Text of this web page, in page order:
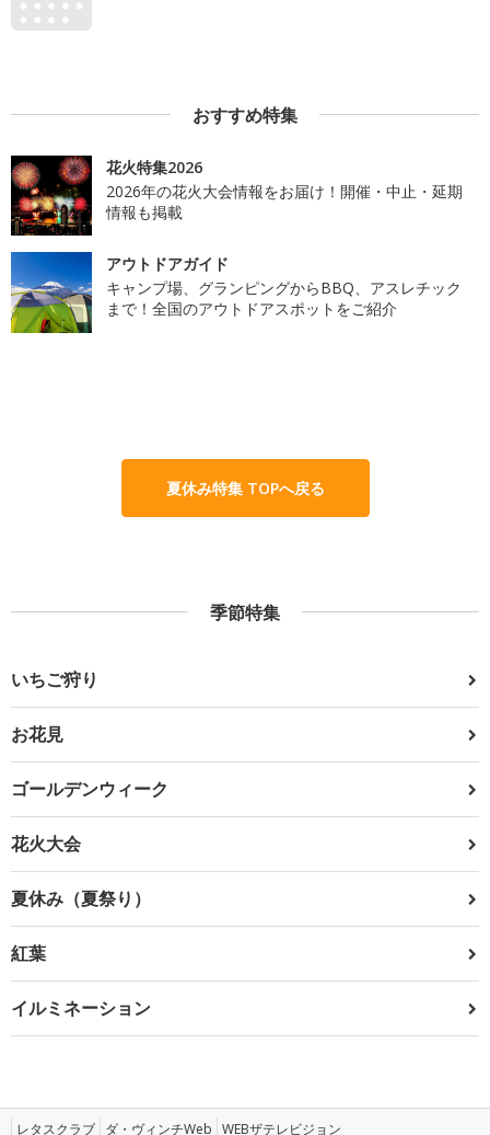
おすすめ特集
花火特集2026
2026年の花火大会情報をお届け！開催・中止・延期
情報も掲載
アウトドアガイド
キャンプ場、グランピングからBBQ、アスレチック
まで！全国のアウトドアスポットをご紹介
夏休み特集 TOPへ戻る
季節特集
いちご狩り
お花見
ゴールデンウィーク
花火大会
夏休み（夏祭り）
紅葉
イルミネーション
レタスクラブ ダ・ヴィンチWeb WEBザテレビジョン